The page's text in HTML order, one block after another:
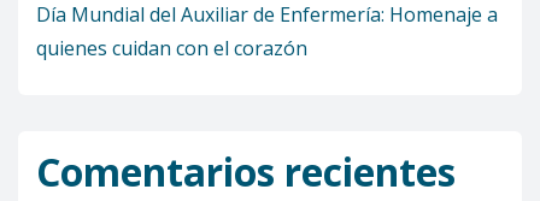
Día Mundial del Auxiliar de Enfermería: Homenaje a
quienes cuidan con el corazón
Comentarios recientes